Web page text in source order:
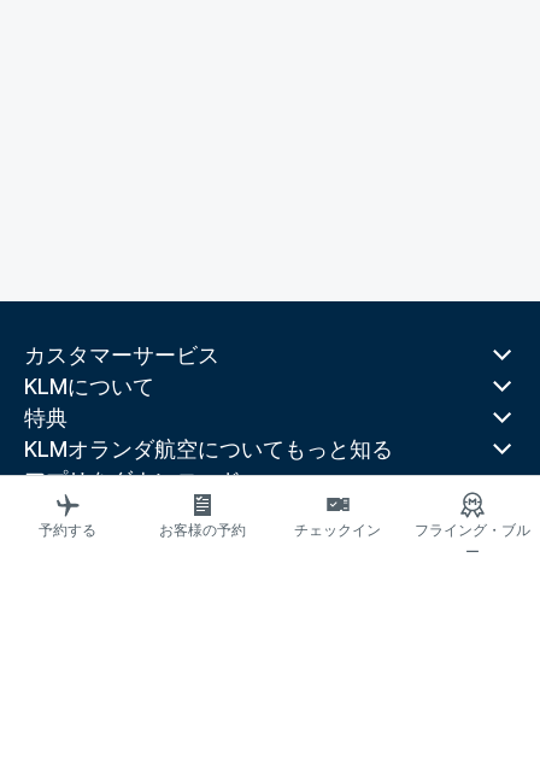
カスタマーサービス
KLMについて
特典
KLMオランダ航空についてもっと知る
アプリをダウンロード
関連するウェブサイト
トラベルガイド
予約する お客様の予約 チェックイン
フライング・ブル
ー